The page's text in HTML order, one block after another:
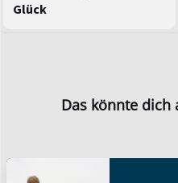
Glück
Das könnte dich